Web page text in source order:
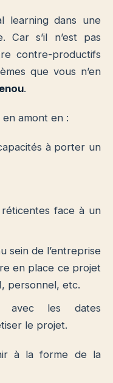
learning dans une
Car s’il n’est pas
contre-productifs
que vous n’en
.
amont en :
à porter un
face à un
sein de l’entreprise
en place ce projet
personnel, etc.
avec les dates
le projet.
à la forme de la